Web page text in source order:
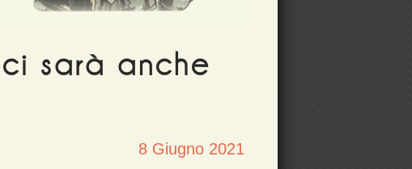
ci sarà anche
8 Giugno 2021